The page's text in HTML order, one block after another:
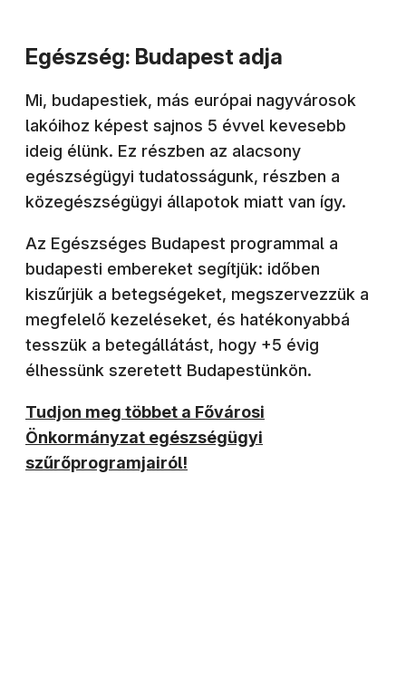
Egészség: Budapest adja
Mi, budapestiek, más európai nagyvárosok
lakóihoz képest sajnos 5 évvel kevesebb
ideig élünk. Ez részben az alacsony
egészségügyi tudatosságunk, részben a
közegészségügyi állapotok miatt van így.
Az Egészséges Budapest programmal a
budapesti embereket segítjük: időben
kiszűrjük a betegségeket, megszervezzük a
megfelelő kezeléseket, és hatékonyabbá
tesszük a betegállátást, hogy +5 évig
élhessünk szeretett Budapestünkön.
Tudjon meg többet a Fővárosi
Önkormányzat egészségügyi
szűrőprogramjairól!